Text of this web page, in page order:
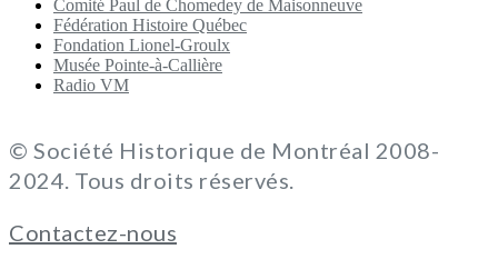
Comité Paul de Chomedey de Maisonneuve
Fédération Histoire Québec
Fondation Lionel-Groulx
Musée Pointe-à-Callière
Radio VM
© Société Historique de Montréal 2008-
2024. Tous droits réservés.
Contactez-nous